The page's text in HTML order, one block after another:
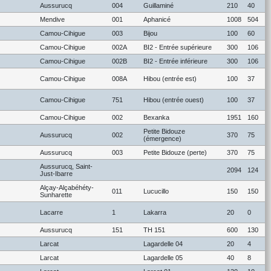
Aussurucq 004 Guillaminé 210
40
Mendive 001 Aphanicé 1008
504
Camou-Cihigue 003 Bijou 100
60
Camou-Cihigue 002A BI2 - Entrée supérieure 300
106
Camou-Cihigue 002B BI2 - Entrée inférieure 300 106
Camou-Cihigue 008A Hibou (entrée est) 100 37
Camou-Cihigue 751 Hibou (entrée ouest) 100 37
Camou-Cihigue 002 Bexanka 1951 160
Aussurucq 002
Petite Bidouze
(émergence)
370 75
Aussurucq 003 Petite Bidouze (perte) 370 75
Aussurucq, Saint-
Just-Ibarre
2094 124
Alçay-Alçabéhéty-
Sunharette
011 Lucucillo 150 150
Lacarre 1 Lakarra 20 0
Aussurucq 151 TH 151 600
130
Larcat Lagardelle 04 20
4
Larcat Lagardelle 05 40
8